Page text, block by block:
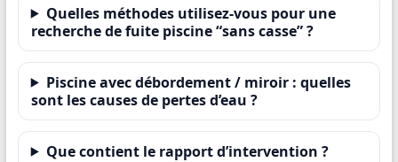
Quelles méthodes utilisez-vous pour une
recherche de fuite piscine “sans casse” ?
Piscine avec débordement / miroir : quelles
sont les causes de pertes d’eau ?
Que contient le rapport d’intervention ?